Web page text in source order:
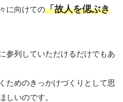
に向けての「故人を偲ぶき
参列していただけるだけでもあ
ためのきっかけづくりとして思
しいのです。